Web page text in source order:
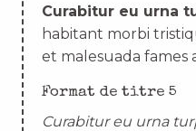
Curabitur eu urna
habitant morbi
et malesuada fames
Format de titre 5
Curabitur eu urna